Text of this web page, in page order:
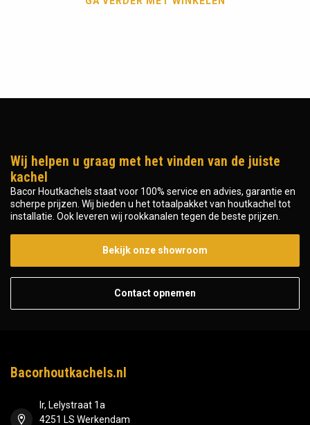
Wij helpen u graag met het vinden van de juiste
kachel
Bacor Houtkachels staat voor 100% service en advies, garantie en
scherpe prijzen. Wij bieden u het totaalpakket van houtkachel tot
installatie. Ook leveren wij rookkanalen tegen de beste prijzen.
Bekijk onze showroom
Contact opnemen
Bacorhoutkachels.nl
Ir, Lelystraat 1a
4251 LS Werkendam